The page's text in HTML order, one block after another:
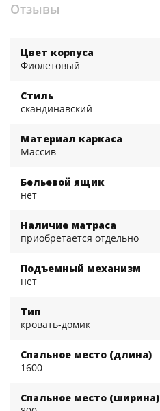
Отзывы
Цвет корпуса
Фиолетовый
Стиль
скандинавский
Материал каркаса
Массив
Бельевой ящик
нет
Наличие матраса
приобретается отдельно
Подъемный механизм
нет
Тип
кровать-домик
Спальное место (длина)
1600
Спальное место (ширина)